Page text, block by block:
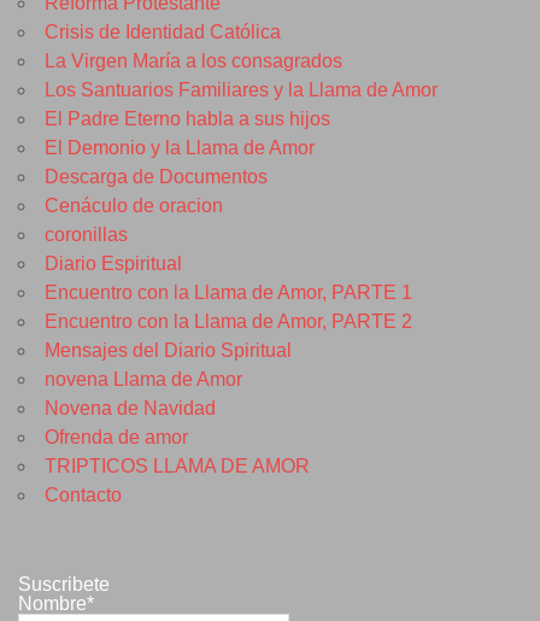
Crisis de Identidad Católica
La Virgen María a los consagrados
Los Santuarios Familiares y la Llama de Amor
El Padre Eterno habla a sus hijos
El Demonio y la Llama de Amor
Descarga de Documentos
Cenáculo de oracion
coronillas
Diario Espiritual
Encuentro con la Llama de Amor, PARTE 1
Encuentro con la Llama de Amor, PARTE 2
Mensajes del Diario Spiritual
novena Llama de Amor
Novena de Navidad
Ofrenda de amor
TRIPTICOS LLAMA DE AMOR
Contacto
Suscribete
Nombre*